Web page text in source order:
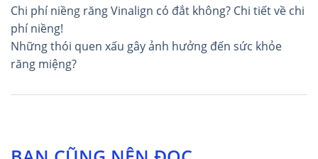
Điều
hướng
bài
viết
Chi phí niềng răng Vinalign có đắt không? Chi tiết về chi
phí niềng!
Những thói quen xấu gây ảnh hưởng đến sức khỏe
răng miệng?